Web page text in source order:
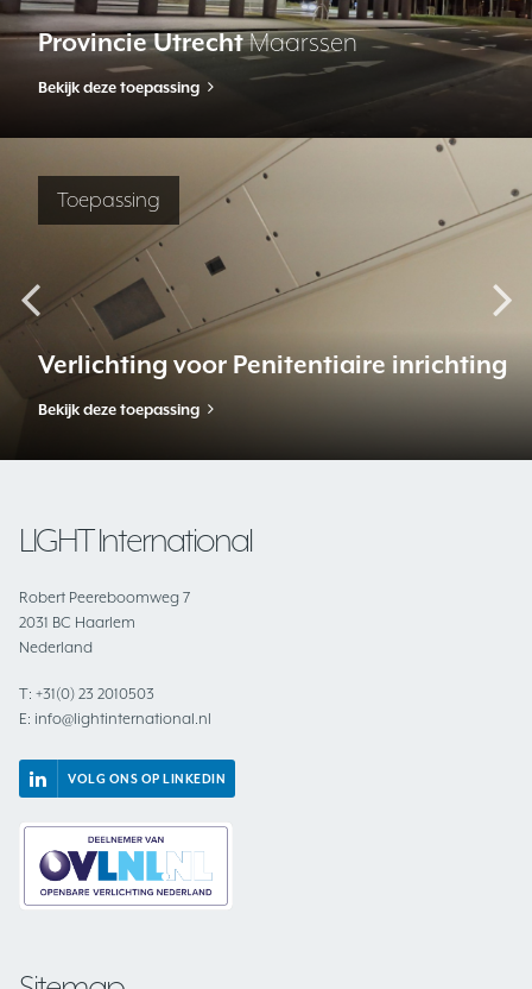
Provincie UtrechtMaarssen
Bekijk deze toepassing
Toepassing
Verlichting voor Penitentiaire inrichting
Bekijk deze toepassing
LIGHT International
Robert Peereboomweg 7
2031 BC Haarlem
Nederland
T: +31(0) 23 2010503
E: info@lightinternational.nl
VOLG ONS OP LINKEDIN